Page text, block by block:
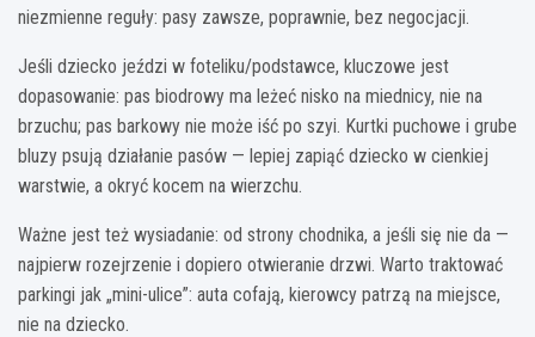
niezmienne reguły: pasy zawsze, poprawnie, bez negocjacji.
Jeśli dziecko jeździ w foteliku/podstawce, kluczowe jest
dopasowanie: pas biodrowy ma leżeć nisko na miednicy, nie na
brzuchu; pas barkowy nie może iść po szyi. Kurtki puchowe i grube
bluzy psują działanie pasów — lepiej zapiąć dziecko w cienkiej
warstwie, a okryć kocem na wierzchu.
Ważne jest też wysiadanie: od strony chodnika, a jeśli się nie da —
najpierw rozejrzenie i dopiero otwieranie drzwi. Warto traktować
parkingi jak „mini-ulice”: auta cofają, kierowcy patrzą na miejsce,
nie na dziecko.